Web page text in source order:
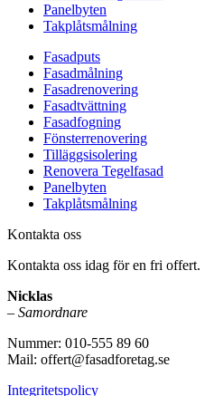
Panelbyten
Takplåtsmålning
Fasadputs
Fasadmålning
Fasadrenovering
Fasadtvättning
Fasadfogning
Fönsterrenovering
Tilläggsisolering
Renovera Tegelfasad
Panelbyten
Takplåtsmålning
Kontakta oss
Kontakta oss idag för en fri offert.
Nicklas
– Samordnare
Nummer: 010-555 89 60
Mail: offert@fasadforetag.se
Integritetspolicy